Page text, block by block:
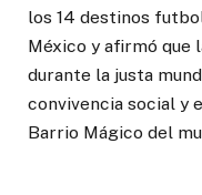
los 14 destinos
México y afirmó que
durante la justa
convivencia social y
Barrio Mágico del